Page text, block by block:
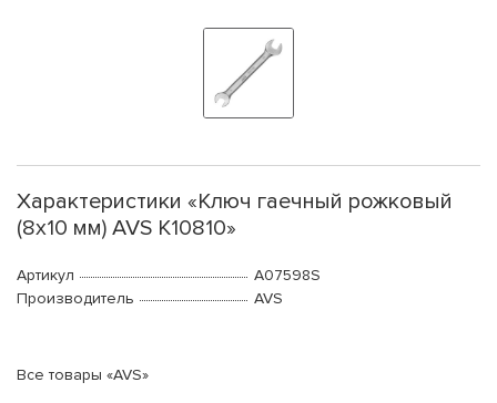
Характеристики «Ключ гаечный рожковый
(8х10 мм) AVS K10810»
Артикул
A07598S
Производитель
AVS
Все товары «AVS»